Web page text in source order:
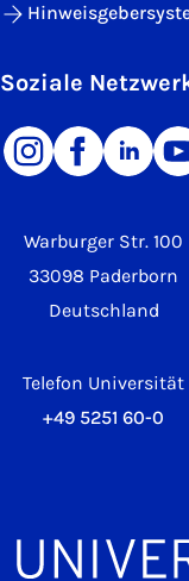
Warburger Str. 100
33098 Paderborn
Deutschland
Telefon Universität
+49 5251 60-0
Soziale